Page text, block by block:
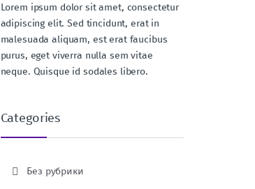
Lorem ipsum dolor sit amet, consectetur
adipiscing elit. Sed tincidunt, erat in
malesuada aliquam, est erat faucibus
purus, eget viverra nulla sem vitae
neque. Quisque id sodales libero.
Categories
Без рубрики